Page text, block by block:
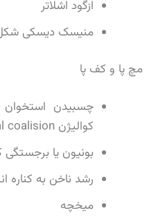
ازگود اشلاتر
منیسک دیسکی
مچ پا و کف پا
چسبیدن
کوالیژن Tarsal coalision )
بونیون یا
رشد ناخن به کناره
میخچه